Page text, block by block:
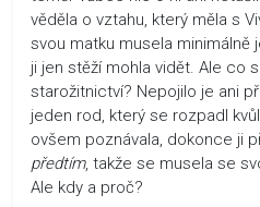
věděla o vztahu, který měla s
svou matku musela minimálně
ji jen stěží mohla vidět. Ale co
starožitnictví? Nepojilo je ani
jeden rod, který se rozpadl
ovšem poznávala, dokonce ji
předtím, takže se musela se
Ale kdy a proč?